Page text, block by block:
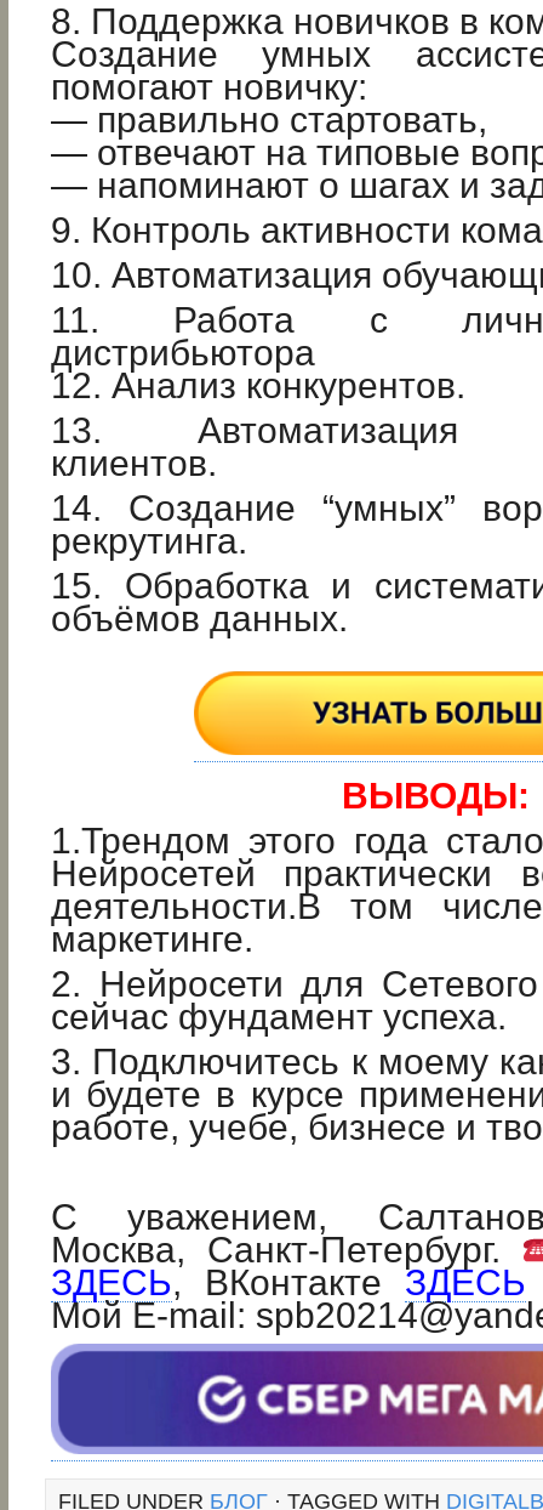
8. Поддержка новичков в
Создание умных
помогают новичку:
— правильно стартовать,
— отвечают на типовые
— напоминают о шагах и
9. Контроль активности
10. Автоматизация
11. Работа с
дистрибьютора
12. Анализ конкурентов.
13. Автоматизация
клиентов.
14. Создание “умных”
рекрутинга.
15. Обработка и
объёмов данных.
ВЫВОДЫ:
1.Трендом этого года
Нейросетей практически
деятельности.В том
маркетинге.
2. Нейросети для
сейчас фундамент успеха.
3. Подключитесь к моему
и будете в курсе
работе, учебе, бизнесе и
С уважением,
Москва, Санкт-Петербург.
ЗДЕСЬ, ВКонтакте ЗДЕСЬ
Мой E-mail:
FILED UNDER БЛОГ · TAGGED WITH